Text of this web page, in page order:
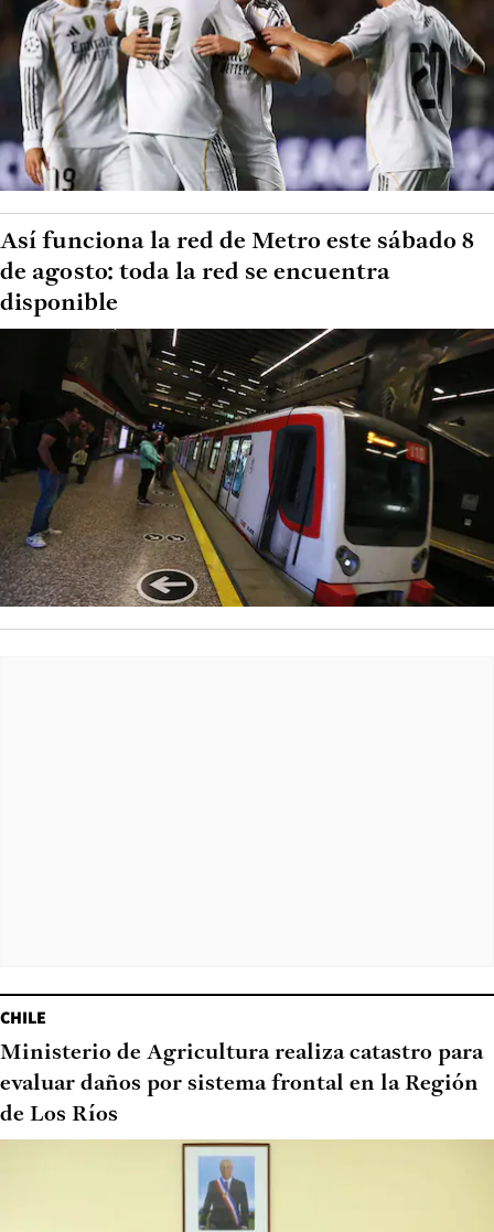
Así funciona la red de Metro este sábado 8
de agosto: toda la red se encuentra
disponible
CHILE
Ministerio de Agricultura realiza catastro para
evaluar daños por sistema frontal en la Región
de Los Ríos